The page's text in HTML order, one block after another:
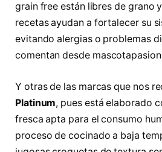
grain free están libres de grano
recetas ayudan a fortalecer su
evitando alergias o problemas
comentan desde
Y otras de las marcas que nos
Platinum, pues está elaborado
fresca apta para el consumo
proceso de cocinado a baja